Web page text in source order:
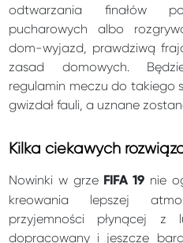
odtwarzania finałów
pucharowych albo
dom-wyjazd, prawdziwą
zasad domowych.
regulamin meczu do takiego
gwizdał fauli, a uznane
Kilka ciekawych
Nowinki w grze FIFA 19 nie
kreowania lepszej
przyjemności płynącej
dopracowany i jeszcze